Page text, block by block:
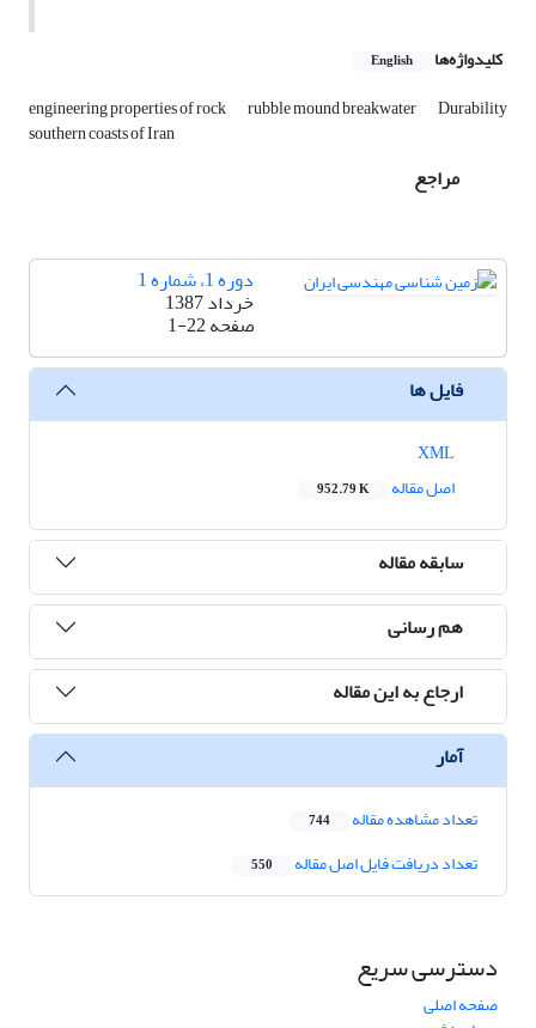
کلیدواژه‌ها English
engineering properties of rock rubble mound breakwater Durability
southern coasts of Iran
مراجع
دوره 1، شماره 1
خرداد 1387
صفحه1-22
فایل ها
اصل مقاله
952.79 K
سابقه مقاله
هم رسانی
ارجاع به این مقاله
آمار
تعداد مشاهده مقاله 744
تعداد دریافت فایل اصل مقاله 550
دسترسی سریع
صفحه اصلی